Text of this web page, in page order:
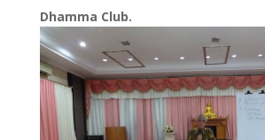
Dhamma Club.